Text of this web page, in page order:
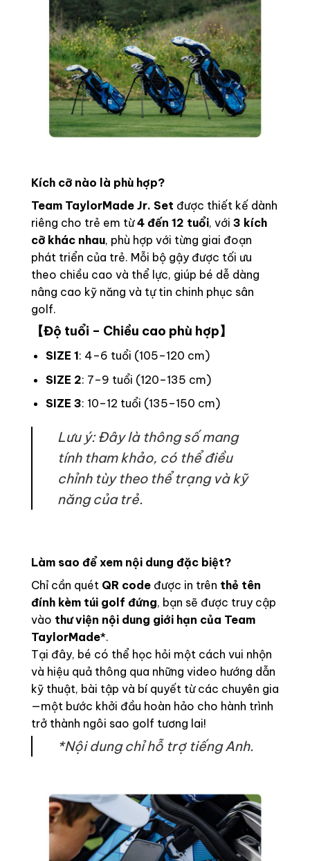
Kích cỡ nào là phù hợp?
Team TaylorMade Jr. Set được thiết kế dành
riêng cho trẻ em từ4 đến 12 tuổi, với 3 kích
cỡ khác nhau, phù hợp với từng giai đoạn
phát triển của trẻ. Mỗi bộ gậy được tối ưu
theo chiều cao và thể lực, giúp bé dễ dàng
nâng cao kỹ năng và tự tin chinh phục sân
golf.
【Độ tuổi – Chiều cao phù hợp】
SIZE 1: 4–6 tuổi (105–120 cm)
SIZE 2: 7–9 tuổi (120–135 cm)
SIZE 3: 10–12 tuổi (135–150 cm)
Lưu ý: Đây là thông số mang
tính tham khảo, có thể điều
chỉnh tùy theo thể trạng và kỹ
năng của trẻ.
Làm sao để xem nội dung đặc biệt?
Chỉ cần quét QR code được in trên thẻ tên
đính kèm túi golf đứng, bạn sẽ được truy cập
vào thư viện nội dung giới hạn của Team
TaylorMade*.
Tại đây, bé có thể học hỏi một cách vui nhộn
và hiệu quả thông qua những video hướng dẫn
kỹ thuật, bài tập và bí quyết từ các chuyên gia
—một bước khởi đầu hoàn hảo cho hành trình
trở thành ngôi sao golf tương lai!
*Nội dung chỉ hỗ trợ tiếng Anh.